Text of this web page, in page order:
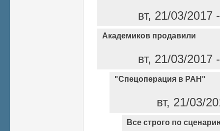
вт, 21/03/
Академиков продавили
вт, 21/03/
"Спецоперация в РАН"
вт, 21/03/
Все строго по